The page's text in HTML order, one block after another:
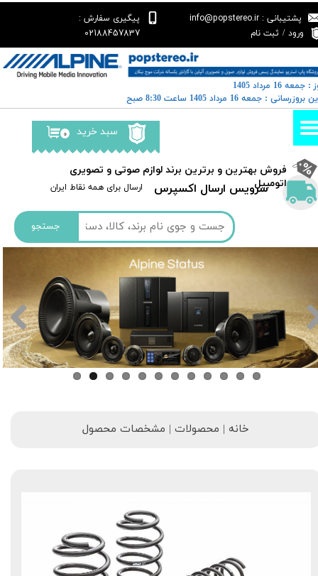
جستجو
سرویس ارسال اکسپرس ​​ارسال برای همه نقاط ایران
پشتیبانی : info@popstereo.ir
پیگیری سفارش :
02188457837
ورود / ثبت نام
حساب کاربری من
تغییر گذر واژه
سفارشات
خروج از حساب کاربری
۰ سبد خرید
​فروش بهترین و برترین برند لوازم صوتی و تصویری
اتومبیل​​​​​​​
16 مرداد 1405
: جمعه 16 مرداد 1405 ساعت 8:30 صبح
خانه | محصولات | مشخصات محصول